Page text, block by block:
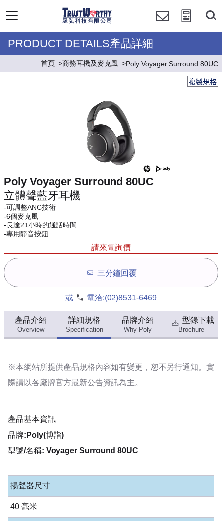
PRODUCT DETAILS產品詳細
首頁 商務耳機及麥克風 Poly Voyager Surround 80UC
複製規格
Poly Voyager Surround 80UC
立體聲藍牙耳機
-可調整ANC技術
-6個麥克風
-長達21小時的通話時間
-專用靜音按鈕
請來電詢價
三分鐘回覆
或 電洽:(02)8531-6469
產品介紹
Overview
詳細規格
Specification
品牌介紹
Why Poly
型錄下載
Brochure
※本網站所提供產品規格內容如有變更，恕不另行通知。實
際請以各廠牌官方最新公告資訊為主。
產品基本資訊
品牌:Poly(博詣)
型號/名稱: Voyager Surround 80UC
揚聲器尺寸
40 毫米